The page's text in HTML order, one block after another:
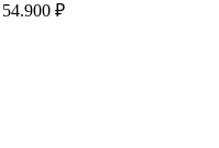
54.900 ₽